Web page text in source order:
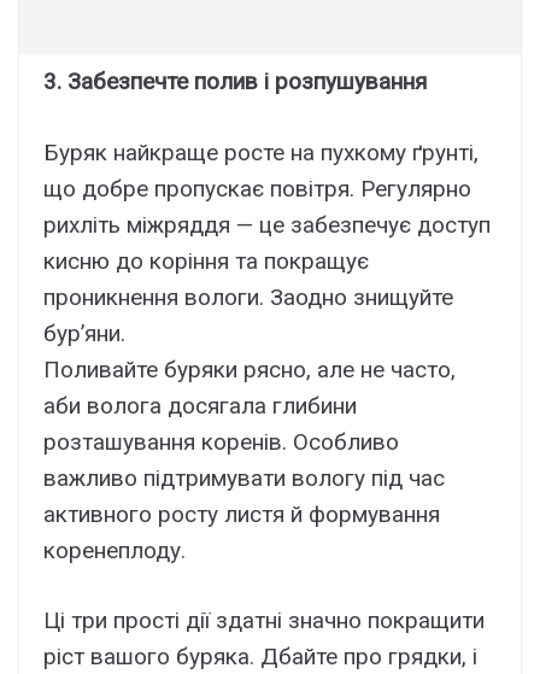
3. Забезпечте полив і розпушування
Буряк найкраще росте на пухкому ґрунті,
що добре пропускає повітря. Регулярно
рихліть міжряддя — це забезпечує доступ
кисню до коріння та покращує
проникнення вологи. Заодно знищуйте
бур’яни.
Поливайте буряки рясно, але не часто,
аби волога досягала глибини
розташування коренів. Особливо
важливо підтримувати вологу під час
активного росту листя й формування
коренеплоду.
Ці три прості дії здатні значно покращити
ріст вашого буряка. Дбайте про грядки, і